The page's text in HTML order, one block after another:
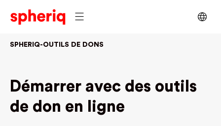
SPHERIQ-OUTILS DE DONS
Démarrer avec des outils
de don en ligne